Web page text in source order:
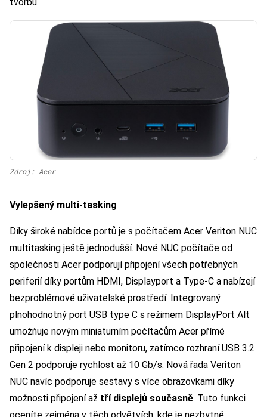
Zdroj: Acer
Vylepšený multi-tasking
Díky široké nabídce portů je s počítačem Acer Veriton NUC
multitasking ještě jednodušší. Nové NUC počítače od
společnosti Acer podporují připojení všech potřebných
periferií díky portům HDMI, Displayport a Type-C a nabízejí
bezproblémové uživatelské prostředí. Integrovaný
plnohodnotný port USB type C s režimem DisplayPort Alt
umožňuje novým miniaturním počítačům Acer přímé
připojení k displeji nebo monitoru, zatímco rozhraní USB 3.2
Gen 2 podporuje rychlost až 10 Gb/s. Nová řada Veriton
NUC navíc podporuje sestavy s více obrazovkami díky
možnosti připojení až tří displejů současně. Tuto funkci
oceníte zejména v těch odvětvích, kde je nezbytné